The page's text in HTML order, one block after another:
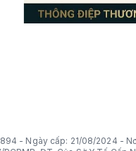
- Ngày cấp: 21/08/2024